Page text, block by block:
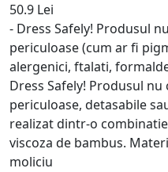
50.9 Lei
- Dress Safely! Produsul
periculoase (cum ar fi
alergenici, ftalati,
Dress Safely! Produsul
periculoase, detasabile
realizat dintr-o
viscoza de bambus.
moliciu